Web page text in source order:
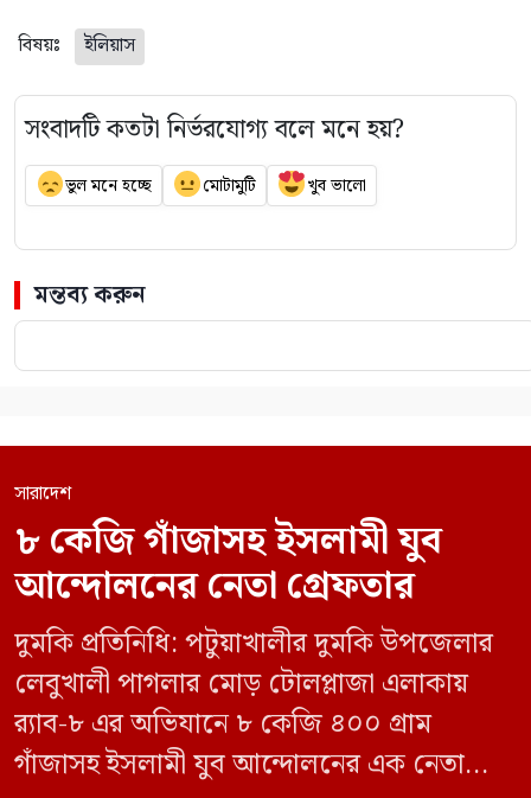
বিষয়ঃ ইলিয়াস
সংবাদটি কতটা নির্ভরযোগ্য বলে মনে হয়?
ভুল মনে হচ্ছে মোটামুটি খুব ভালো
মন্তব্য করুন
সারাদেশ
৮ কেজি গাঁজাসহ ইসলামী যুব
আন্দোলনের নেতা গ্রেফতার
দুমকি প্রতিনিধি: পটুয়াখালীর দুমকি উপজেলার
লেবুখালী পাগলার মোড় টোলপ্লাজা এলাকায়
র‍্যাব-৮ এর অভিযানে ৮ কেজি ৪০০ গ্রাম
গাঁজাসহ ইসলামী যুব আন্দোলনের এক নেতাকে